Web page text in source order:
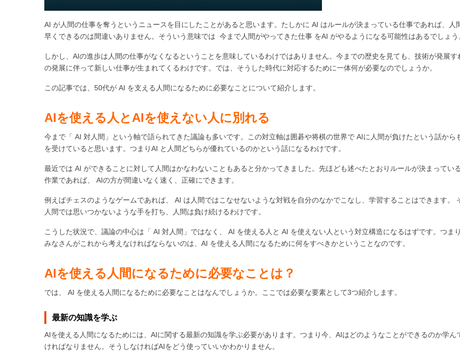
AI が人間の仕事を奪うというニュースを目にしたことがあると思います。たしかに AI はルールが決まっている仕事であれば、人
早くできるのは間違いありません。そういう意味では 今まで人間がやってきた仕事 をAI がやるようになる可能性はあるでしょう
しかし、AIの進歩は人間の仕事がなくなるということを意味しているわけではありません。今までの歴史を見ても、技術が発展す
の発展に伴って新しい仕事が生まれてくるわけです。では、そうした時代に対応するために一体何が必要なのでしょうか。
この記事では、50代が AI を支える人間になるために必要なことについて紹介します。
AIを使える人とAIを使えない人に別れる
今まで「 AI 対人間」という軸で語られてきた議論も多いです。この対立軸は囲碁や将棋の世界で AIに人間が負けたという話から
を受けていると思います。つまりAI と人間どちらが優れているのかという話になるわけです。
最近では AI ができることに対して人間はかなわないこともあると分かってきました。先ほども述べたとおりルールが決まってい
作業であれば、 AIの方が間違いなく速く、正確にできます。
例えばチェスのようなゲームであれば、 AI は人間ではこなせないような対戦を自分のなかでこなし、学習することはできます。
人間では思いつかないような手を打ち、人間は負け続けるわけです。
こうした状況で、議論の中心は「 AI 対人間」ではなく、 AI を使える人と AI を使えない人という対立構造になるはずです。つま
みなさんがこれから考えなければならないのは、AI を使える人間になるために何をすべきかということなのです。
AIを使える人間になるために必要なことは？
では、 AI を使える人間になるために必要なことはなんでしょうか。ここでは必要な要素として3つ紹介します。
最新の知識を学ぶ
AIを使える人間になるためには、AIに関する最新の知識を学ぶ必要があります。つまり今、AIはどのようなことができるのか学ん
ければなりません。そうしなければAIをどう使っていいかわかりません。